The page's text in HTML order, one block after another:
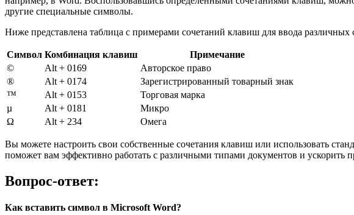
другие специальные символы.
Ниже представлена таблица с примерами сочетаний клавиш для ввода различных
Символ Комбинация клавиш
Примечание
©
Alt + 0169
Авторское право
®
Alt + 0174
Зарегистрированный товарный знак
™
Alt + 0153
Торговая марка
µ
Alt + 0181
Микро
Ω
Alt + 234 Омега
Вы можете настроить свои собственные сочетания клавиш или использовать
поможет вам эффективно работать с различными типами документов и ускорить
Вопрос-ответ:
Как вставить символ в Microsoft Word?